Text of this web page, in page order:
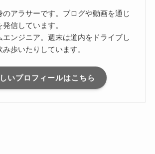
のアラサーです。ブログや動画を通じ
信しています。
エンジニア。週末は道内をドライブし
歩いたりしています。
いプロフィールはこちら